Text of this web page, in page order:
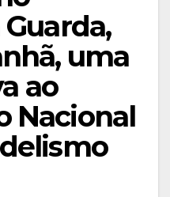
uma
ao
Nacional